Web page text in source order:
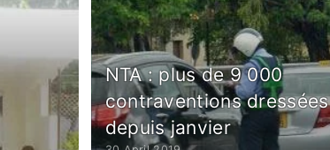
NTA : plus de 9 000
contraventions dressées
depuis janvier